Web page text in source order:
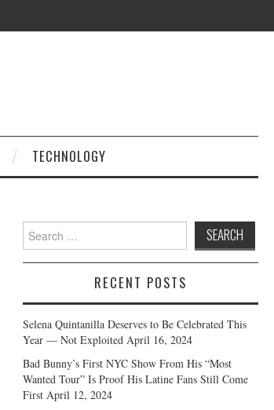
TECHNOLOGY
Search
for:
RECENT POSTS
Selena Quintanilla Deserves to Be Celebrated This
Year — Not Exploited April 16, 2024
Bad Bunny’s First NYC Show From His “Most
Wanted Tour” Is Proof His Latine Fans Still Come
First April 12, 2024